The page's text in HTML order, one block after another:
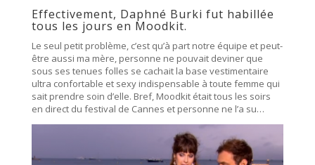
Effectivement, Daphné Burki fut habillée
tous les jours en Moodkit.
Le seul petit problème, c’est qu’à part notre équipe et peut-
être aussi ma mère, personne ne pouvait deviner que
sous ses tenues folles se cachait la base vestimentaire
ultra confortable et sexy indispensable à toute femme qui
sait prendre soin d’elle. Bref, Moodkit était tous les soirs
en direct du festival de Cannes et personne ne l’a su…